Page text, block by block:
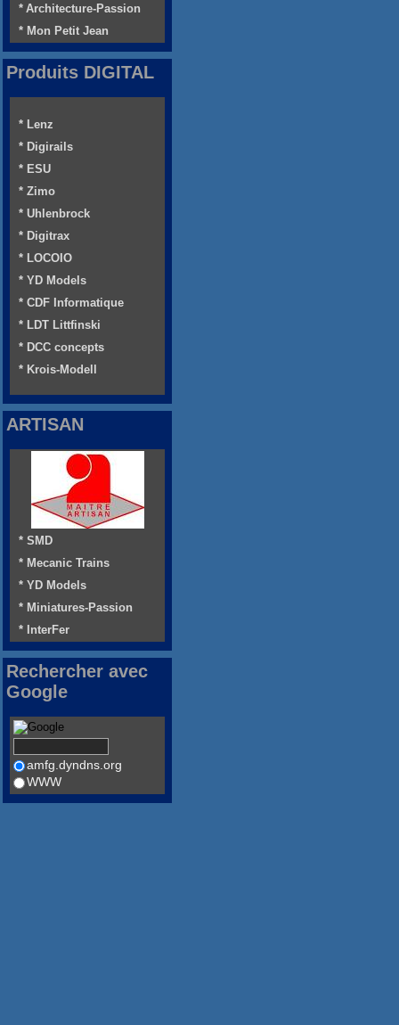
* Architecture-Passion
* Mon Petit Jean
Produits DIGITAL
* Lenz
* Digirails
* ESU
* Zimo
* Uhlenbrock
* Digitrax
* LOCOIO
* YD Models
* CDF Informatique
* LDT Littfinski
* DCC concepts
* Krois-Modell
ARTISAN
* SMD
* Mecanic Trains
* YD Models
* Miniatures-Passion
* InterFer
Rechercher avec
Google
amfg.dyndns.org
WWW